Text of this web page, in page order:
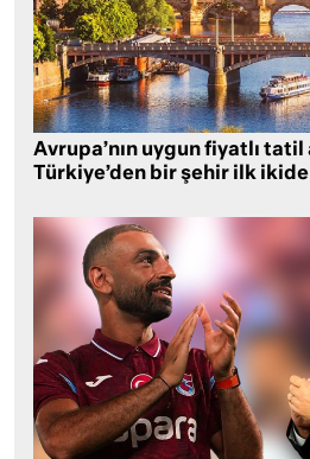
Avrupa’nın uygun fiyatlı
Türkiye’den bir şehir ilk ikide